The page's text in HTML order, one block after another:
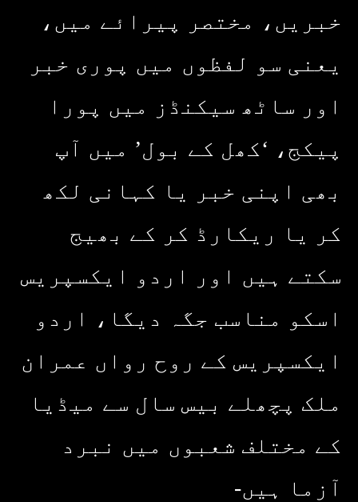
خبریں، مختصر پیرائے میں،
یعنی سو لفظوں میں پوری خبر
اور ساٹھ سیکنڈز میں پورا
پیکج، ‘کھل کے بول’ میں آپ
بھی اپنی خبر یا کہانی لکھ
کر یا ریکارڈ کر کے بھیج
سکتے ہیں اور اردو ایکسپریس
اسکو مناسب جگہ دیگا، اردو
ایکسپریس کے روح رواں عمران
ملک پچھلے بیس سال سے میڈیا
کے مختلف شعبوں میں نبرد
آزما ہیں-